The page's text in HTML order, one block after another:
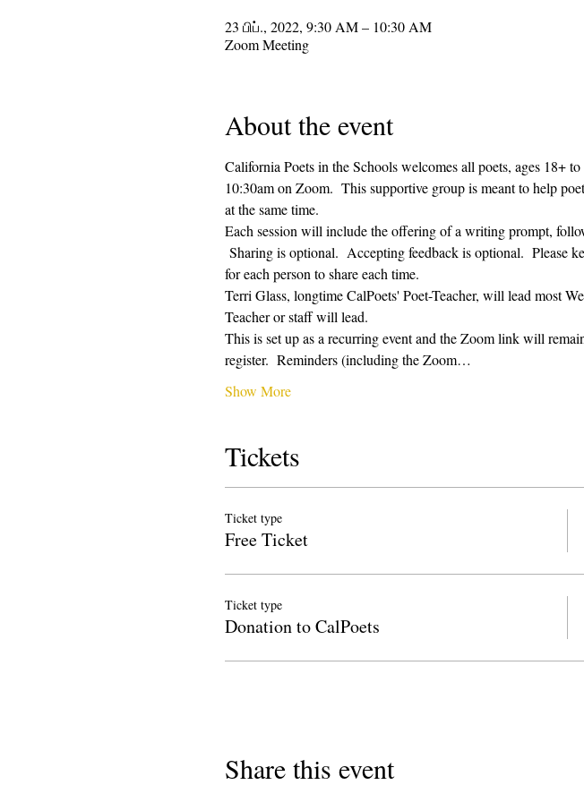
23 பிப்., 2022, 9:30 AM – 10:30 AM
Zoom Meeting
About the event
California Poets in the Schools welcomes all poets, ages 18+ to
10:30am on Zoom.  This supportive group is meant to help
at the same time.
Each session will include the offering of a writing prompt,
Sharing is optional.  Accepting feedback is optional.  Please
for each person to share each time.
Terri Glass, longtime CalPoets' Poet-Teacher, will lead most
Teacher or staff will lead.
This is set up as a recurring event and the Zoom link will
register.  Reminders (including the Zoom…
Show More
Tickets
Ticket type
Free Ticket
Ticket type
Donation to CalPoets
Share this event